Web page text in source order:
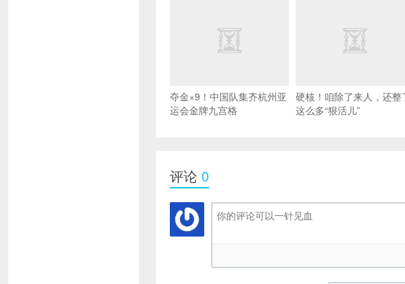
夺金×9！中国队集齐杭州亚
运会金牌九宫格
硬核！咱除了来人，还整
这么多“狠活儿”
评论 0